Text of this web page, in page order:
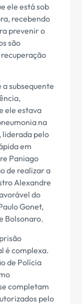
ele está sob
recebendo
prevenir o
são
a subsequente
ele estava
na
liderada pelo
em
Paniago
de realizar a
Alexandre
do
Gonet,
Bolsonaro.
é complexa.
de Polícia
completam
pelo